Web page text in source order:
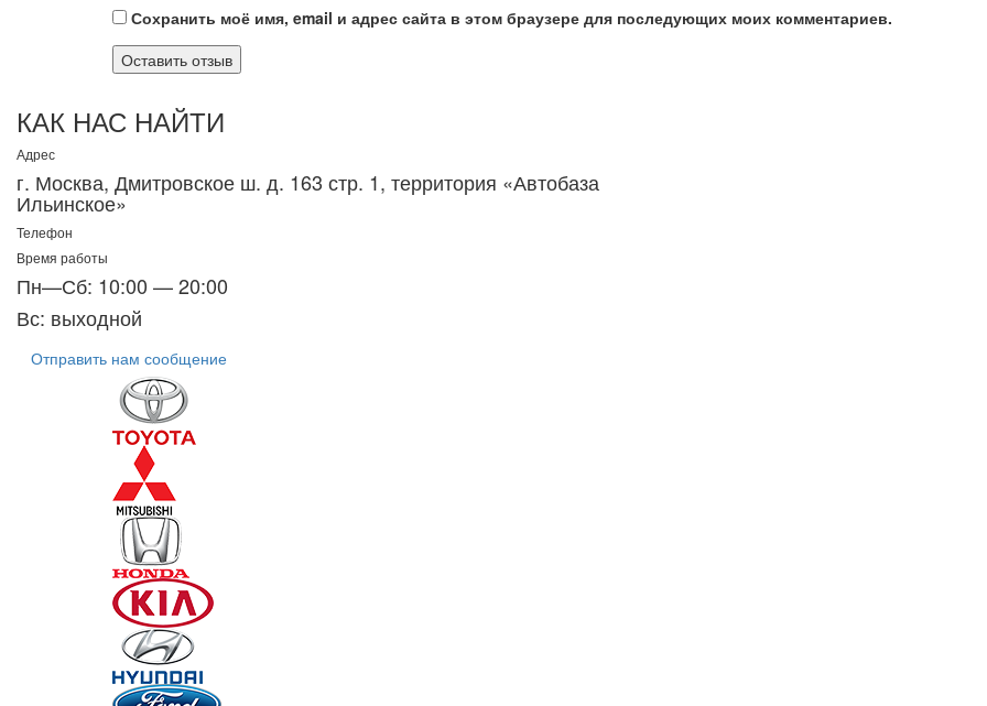
Сохранить моё имя, email и адрес сайта в этом браузере для последующих моих комментариев.
КАК НАС НАЙТИ
Адрес
г. Москва, Дмитровское ш. д. 163 стр. 1, территория «Автобаза
Ильинское»
Телефон
Время работы
Пн—Сб: 10:00 — 20:00
Вс: выходной
Отправить нам сообщение